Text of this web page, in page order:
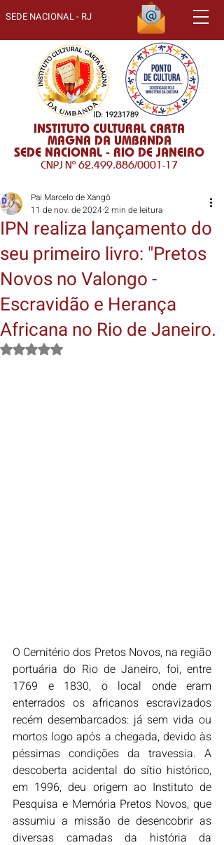
SEDE NACIONAL - RJ
INSTITUTO CULTURAL CARTA
MAGNA DA UMBANDA
SEDE NACIONAL - RIO DE JANEIRO
CNPJ Nº62.499.886/0001-17
ID: 19231789
IPN realiza lançamento do
seu primeiro livro: "Pretos
Novos no Valongo -
Escravidão e Herança
Africana no Rio de Janeiro.
Pai Marcelo de Xangô
11 de nov. de 20242 min de leitura
Avaliado com NaN de 5 estrelas.
O Cemitério dos Pretos Novos, na região
portuária do Rio de Janeiro, foi, entre
1769 e 1830, o local onde eram
enterrados os africanos escravizados
recém desembarcados: já sem vida ou
mortos logo após a chegada, devido às
péssimas condições da travessia. A
descoberta acidental do sítio histórico,
em 1996, deu origem ao Instituto de
Pesquisa e Memória Pretos Novos, que
assumiu a missão de desencobrir as
diversas camadas da história da